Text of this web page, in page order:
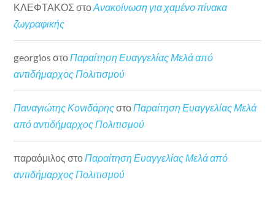
ΚΛΕΦΤΑΚΟΣ στοΑνακοίνωση για χαμένο πίνακα
ζωγραφικής
georgios στοΠαραίτηση Ευαγγελίας Μελά από
αντιδήμαρχος Πολιτισμού
Παναγιώτης ΚονιδάρηςστοΠαραίτηση Ευαγγελίας Μελά
από αντιδήμαρχος Πολιτισμού
παραόμιλος στοΠαραίτηση Ευαγγελίας Μελά από
αντιδήμαρχος Πολιτισμού